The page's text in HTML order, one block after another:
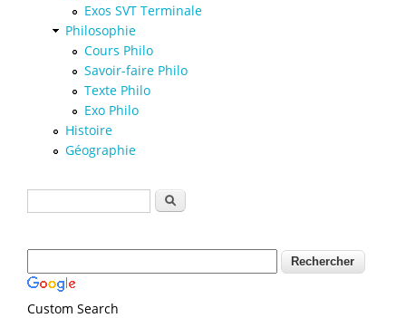
Exos SVT Terminale
Philosophie
Cours Philo
Savoir-faire Philo
Texte Philo
Exo Philo
Histoire
Géographie
Formulaire de recherche
Rechercher
Custom Search